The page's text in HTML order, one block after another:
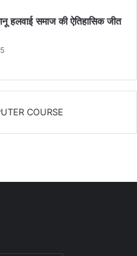
हलवाई समाज की ऐतिहासिक जीत